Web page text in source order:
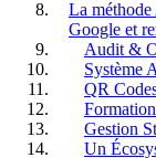
La
Google et
Audit &
Système
QR
Gestion
Un